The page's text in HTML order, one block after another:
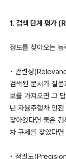
1. 검색 단계 평
정보를 찾아오는
• 관련성
검색된 문서가 질
보를 가져오면 그
년 자율주행차 안
찾아왔다면 좋은
차 규제를 찾았다
• 정밀도